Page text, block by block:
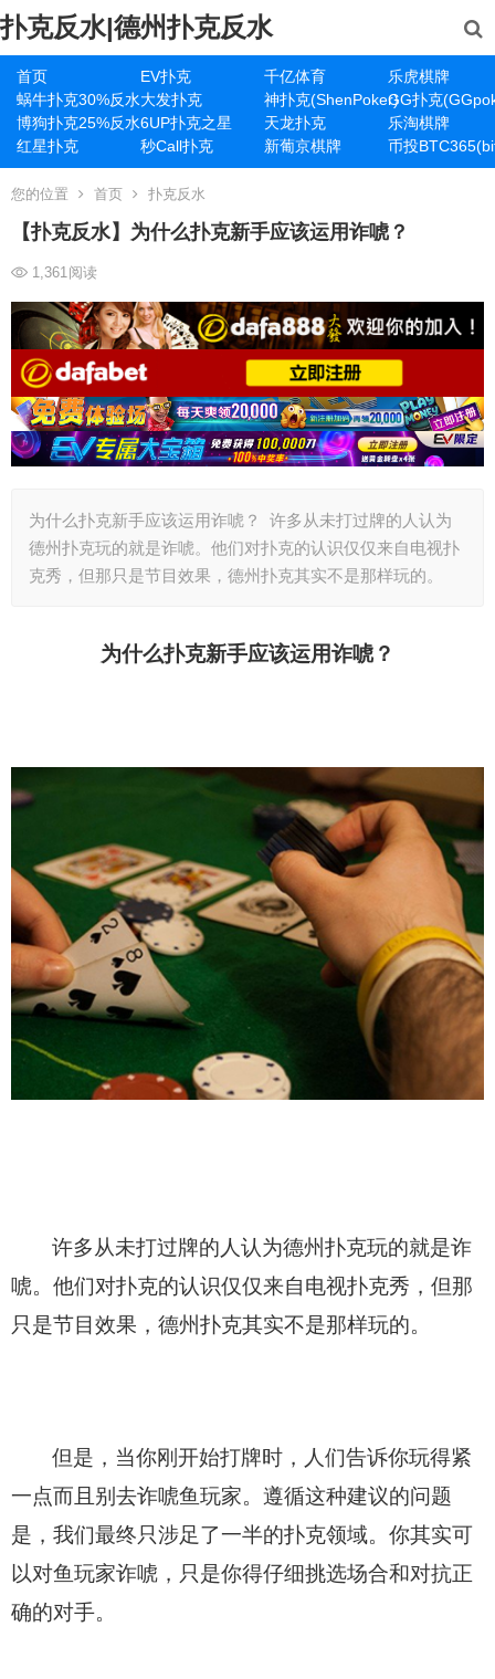
扑克反水|德州扑克反水
首页 EV扑克 千亿体育
乐虎棋牌
蜗牛扑克30%反水大发扑克 神扑克(ShenPoker)GG扑克
博狗扑克25%反水6UP扑克之星 天龙扑克
乐淘棋牌
红星扑克
秒Call扑克 新葡京棋牌 币投
您的位置 首页 扑克反水
【扑克反水】​为什么扑克新手应该运用诈唬？
1,361阅读
为什么扑克新手应该运用诈唬？ 许多从未打过牌的人认为
德州扑克玩的就是诈唬。他们对扑克的认识仅仅来自电视扑
克秀，但那只是节目效果，德州扑克其实不是那样玩的。
为什么扑克新手应该运用诈唬？
许多从未打过牌的人认为德州扑克玩的就是诈
唬。他们对扑克的认识仅仅来自电视扑克秀，但那
只是节目效果，德州扑克其实不是那样玩的。
但是，当你刚开始打牌时，人们告诉你玩得紧
一点而且别去诈唬鱼玩家。遵循这种建议的问题
是，我们最终只涉足了一半的扑克领域。你其实可
以对鱼玩家诈唬，只是你得仔细挑选场合和对抗正
确的对手。